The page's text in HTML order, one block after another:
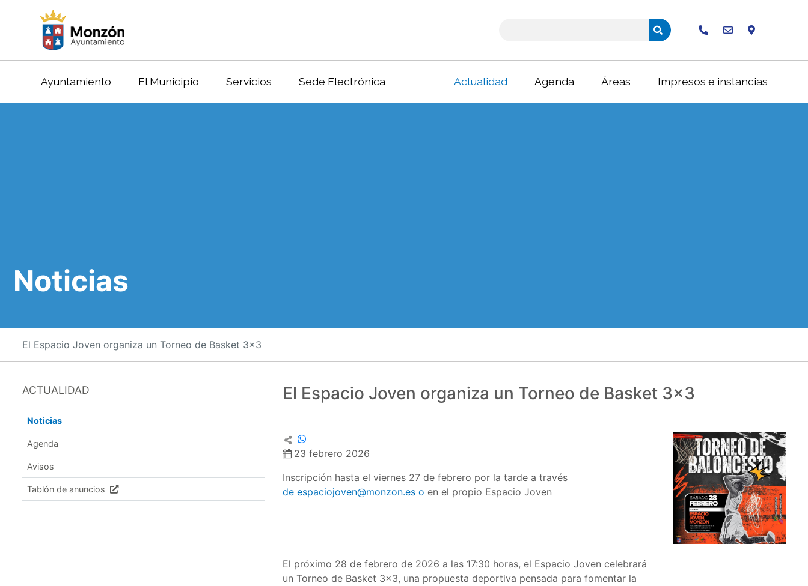
Ayuntamiento El Municipio Servicios Sede Electrónica Actualidad Agenda Áreas Impresos e instancias
Noticias
El Espacio Joven organiza un Torneo de Basket 3x3
ACTUALIDAD
Noticias
Agenda
Avisos
Tablón de anuncios
El Espacio Joven organiza un Torneo de Basket 3x3
23 febrero 2026
Inscripción hasta el viernes 27 de febrero por la tarde a través
de espaciojoven@monzon.es o en el propio Espacio Joven
El próximo 28 de febrero de 2026 a las 17:30 horas, el Espacio Joven celebrará
un Torneo de Basket 3x3, una propuesta deportiva pensada para fomentar la